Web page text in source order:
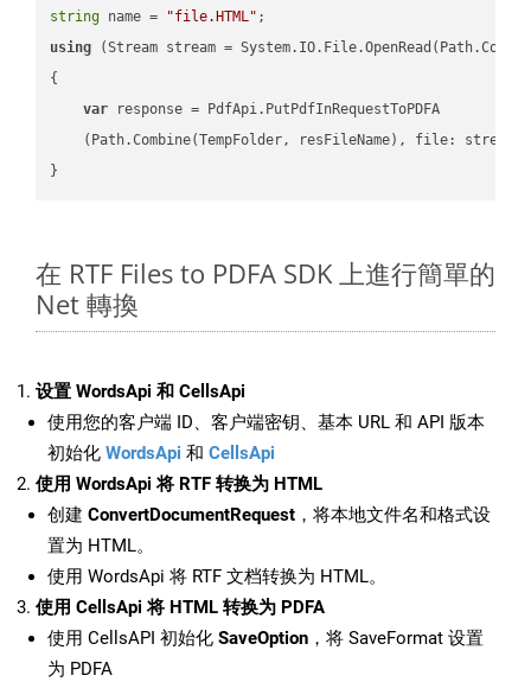
string name = "file.HTML"
using (Stream stream =
{
var response = PdfApi.PutPdfInRequestToPDFA
    (Path.Combine(TempFolder, resFileName), file: stream);
在 RTF Files to PDFA SDK 上進行簡單的
Net 轉換
设置 WordsApi 和 CellsApi
使用您的客户端 ID、客户端密钥、基本 URL 和 API 版本
初始化 WordsApi 和 CellsApi
使用 WordsApi 将 RTF 转换为 HTML
创建 ConvertDocumentRequest ，将本地文件名和格式设
置为 HTML。
使用 WordsApi 将 RTF 文档转换为 HTML。
使用 CellsApi 将 HTML 转换为 PDFA
使用 CellsAPI 初始化 SaveOption ，将 SaveFormat 设置
为 PDFA